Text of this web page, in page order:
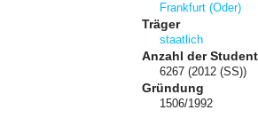
Frankfurt (Oder)
Träger
staatlich
Anzahl der
6267 (2012 (SS))
Gründung
1506/1992